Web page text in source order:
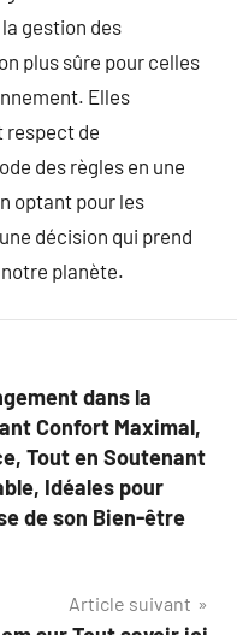
gestion des
plus sûre pour celles
Elles
de
des règles en une
optant pour les
décision qui prend
planète.
dans la
Confort Maximal,
Tout en Soutenant
Idéales pour
de son Bien-être
Article suivant